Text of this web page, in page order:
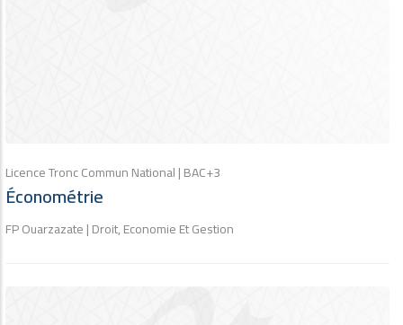
Licence Tronc Commun National | BAC+3
Économétrie
FP Ouarzazate | Droit, Economie Et Gestion